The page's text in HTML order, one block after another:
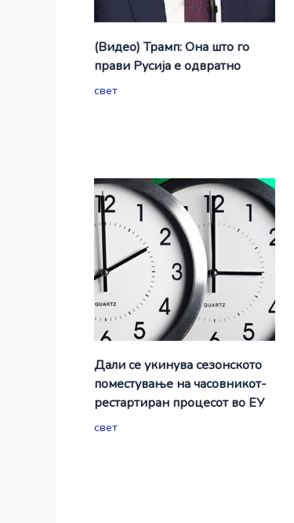
(Видео) Трамп: Она што го
прави Русија е одвратно
свет
Дали се укинува сезонското
поместување на часовникот-
рестартиран процесот во ЕУ
свет